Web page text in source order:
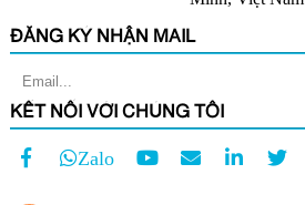
ĐĂNG KÝ NHẬN MAIL
KẾT NỐI VỚI CHÚNG TÔI
Zalo